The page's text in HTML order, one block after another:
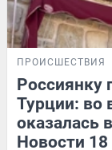
ПРОИСШЕСТВИЯ
Россиянку
Турции: во
оказалась
Новости 18